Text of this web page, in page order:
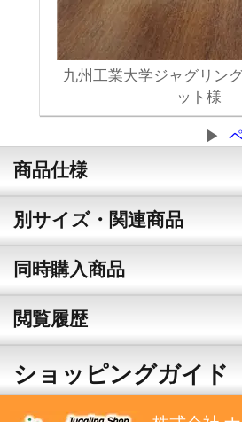
九州工業大学ジャグリン
ット様
商品仕様
別サイズ・関連商品
同時購入商品
閲覧履歴
ショッピングガイド